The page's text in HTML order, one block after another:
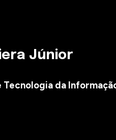
Júnior
da